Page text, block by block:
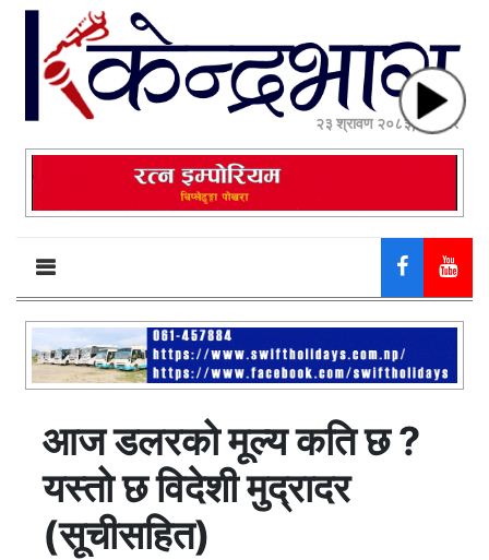
२३ श्रावण २०८३, शनिबार
आज डलरको मूल्य कति छ ?
यस्तो छ विदेशी मुद्रादर
(सूचीसहित)